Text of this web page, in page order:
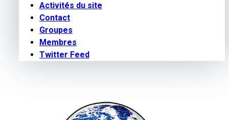
Activités du site
Contact
Groupes
Membres
Twitter Feed